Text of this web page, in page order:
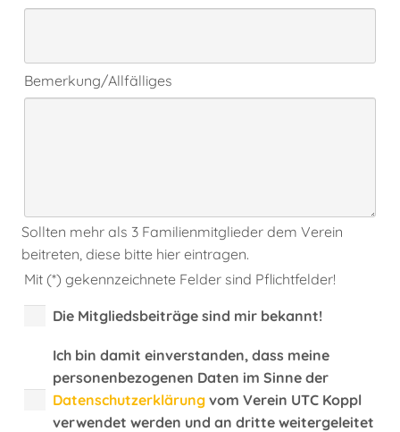
Bemerkung/Allfälliges
Sollten mehr als 3 Familienmitglieder dem Verein
beitreten, diese bitte hier eintragen.
Mit (*) gekennzeichnete Felder sind Pflichtfelder!
Die Mitgliedsbeiträge sind mir bekannt!
Ich bin damit einverstanden, dass meine
personenbezogenen Daten im Sinne der
Datenschutz­erklärungvom Verein UTC Koppl
verwendet werden und an dritte weitergeleitet